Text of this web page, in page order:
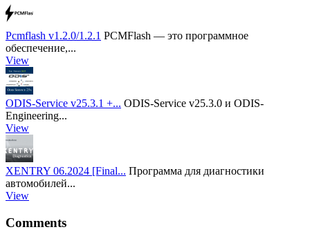
Pcmflash v1.2.0/1.2.1 PCMFlash — это программное
обеспечение,...
View
ODIS-Service v25.3.1 +... ODIS-Service v25.3.0 и ODIS-
Engineering...
View
XENTRY 06.2024 [Final... Программа для диагностики
автомобилей...
View
Comments